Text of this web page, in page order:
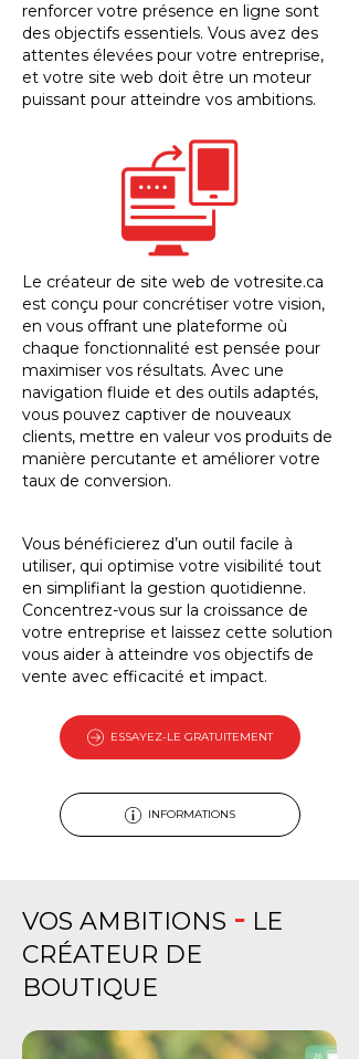
renforcer votre présence en ligne sont
des objectifs essentiels. Vous avez des
attentes élevées pour votre entreprise,
et votre site web doit être un moteur
puissant pour atteindre vos ambitions.
Le créateur de site web de votresite.ca
est conçu pour concrétiser votre vision,
en vous offrant une plateforme où
chaque fonctionnalité est pensée pour
maximiser vos résultats. Avec une
navigation fluide et des outils adaptés,
vous pouvez captiver de nouveaux
clients, mettre en valeur vos produits de
manière percutante et améliorer votre
taux de conversion.
ESSAYEZ-LE GRATUITEMENT
Vous bénéficierez d’un outil facile à
utiliser, qui optimise votre visibilité tout
en simplifiant la gestion quotidienne.
Concentrez-vous sur la croissance de
votre entreprise et laissez cette solution
vous aider à atteindre vos objectifs de
vente avec efficacité et impact.
INFORMATIONS
VOS AMBITIONS -LE
CRÉATEUR DE
BOUTIQUE